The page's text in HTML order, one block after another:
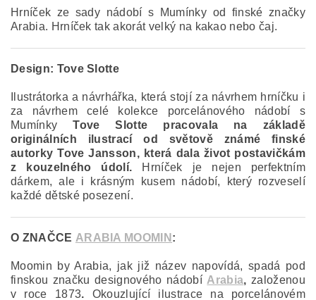
Hrníček ze sady nádobí s Mumínky od finské značky
Arabia. Hrníček tak akorát velký na kakao nebo čaj.
Design: Tove Slotte
Ilustrátorka a návrhářka, která stojí za návrhem hrníčku i
za návrhem celé kolekce porcelánového nádobí s
MumínkyTove Slotte pracovala na základě
originálních ilustrací od světově známé finské
autorky Tove Jansson, která dala život postavičkám
z kouzelného údolí. Hrníček je nejen perfektním
dárkem, ale i krásným kusem nádobí, který rozveselí
každé dětské posezení.
O ZNAČCE ARABIA MOOMIN :
Moomin by Arabia, jak již název napovídá, spadá pod
finskou značku designového nádobí Arabia, založenou
v roce 1873. Okouzlující ilustrace na porcelánovém